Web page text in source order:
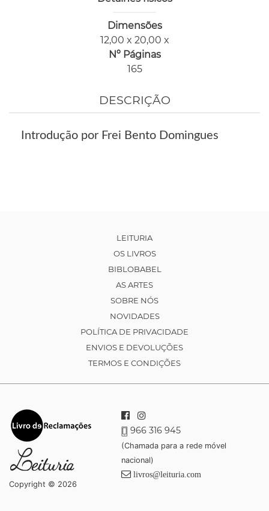
Dimensões
12,00 x 20,00 x
Nº Páginas
165
DESCRIÇÃO
Introdução por Frei Bento Domingues
LEITURIA
OS LIVROS
BIBLOBABEL
AS ARTES
SOBRE NÓS
NOVIDADES
POLÍTICA DE PRIVACIDADE
ENVIOS E DEVOLUÇÕES
TERMOS E CONDIÇÕES
Copyright © 2026
966 316 945
(Chamada para a rede móvel
nacional)
livros@leituria.com